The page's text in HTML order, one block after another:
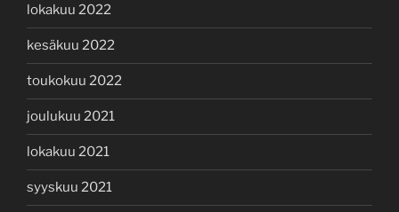
lokakuu 2022
kesäkuu 2022
toukokuu 2022
joulukuu 2021
lokakuu 2021
syyskuu 2021